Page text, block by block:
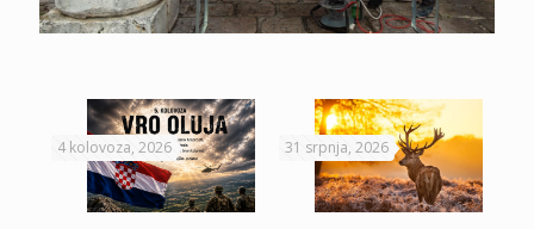
4 kolovoza, 2026 31 srpnja, 2026